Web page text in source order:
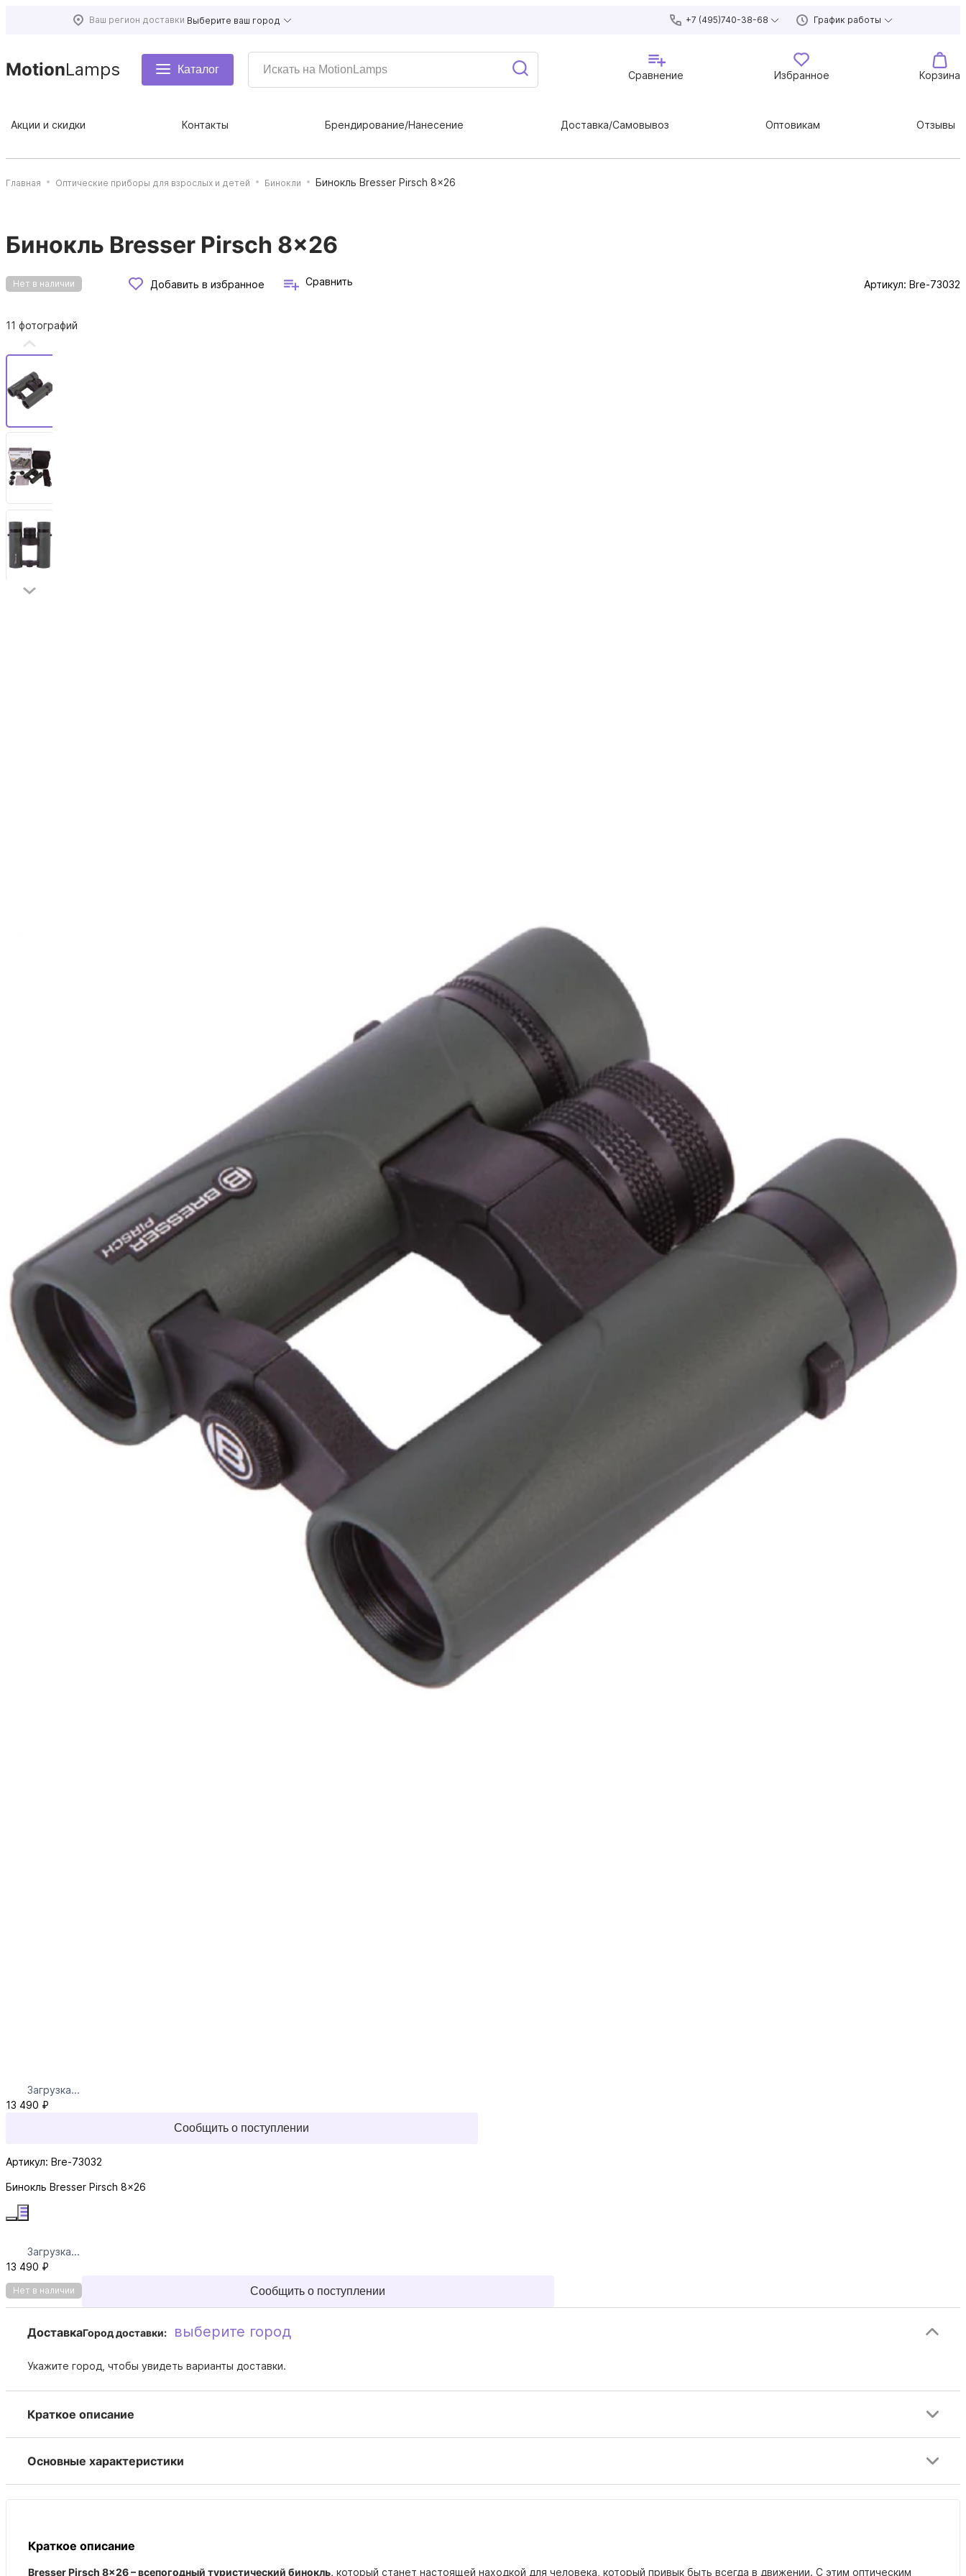
Ваш регион доставки Выберите ваш город +7 (495)740-38-68 График работы
MotionLamps Каталог Сравнение Избранное Корзина
Акции и скидки Контакты Брендирование/Нанесение Доставка/Самовывоз Оптовикам Отзывы
Главная Оптические приборы для взрослых и детей Бинокли Бинокль Bresser Pirsch 8x26
Бинокль Bresser Pirsch 8x26
Нет в наличии Добавить в избранное Сравнить Артикул: Bre-73032
11 фотографий
Загрузка...
13 490 ₽
Сообщить о поступлении
Артикул: Bre-73032
Бинокль Bresser Pirsch 8x26
Загрузка...
13 490 ₽
Нет в наличии Сообщить о поступлении
ДоставкаГород доставки: выберите город
Укажите город, чтобы увидеть варианты доставки.
Краткое описание
Основные характеристики
Краткое описание
Bresser Pirsch 8x26 – всепогодный туристический бинокль, который станет настоящей находкой для человека, который привык быть всегда в движении. С этим оптическим